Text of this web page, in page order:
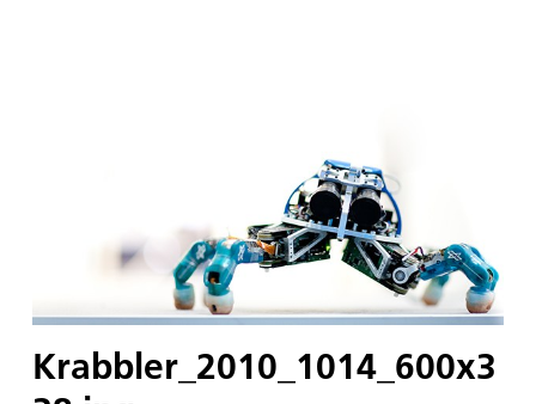
Krabbler_2010_1014_600x3